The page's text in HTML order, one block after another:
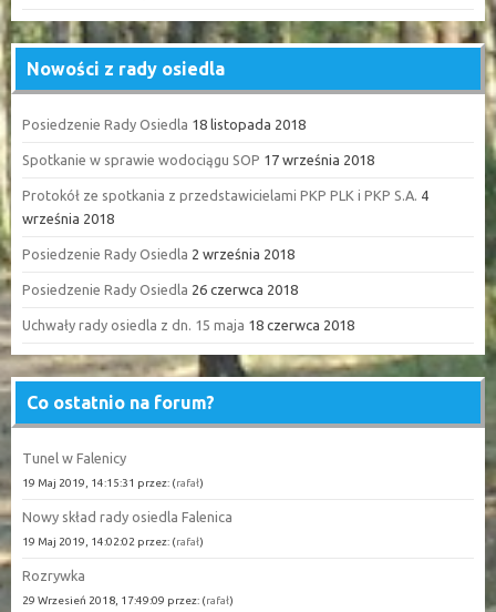
Nowości z rady osiedla
Posiedzenie Rady Osiedla 18 listopada 2018
Spotkanie w sprawie wodociągu SOP 17 września 2018
Protokół ze spotkania z przedstawicielami PKP PLK i PKP S.A. 4
września 2018
Posiedzenie Rady Osiedla 2 września 2018
Posiedzenie Rady Osiedla 26 czerwca 2018
Uchwały rady osiedla z dn. 15 maja 18 czerwca 2018
Co ostatnio na forum?
Tunel w Falenicy
19 Maj 2019, 14:15:31 przez: (rafał)
Nowy skład rady osiedla Falenica
19 Maj 2019, 14:02:02 przez: (rafał)
Rozrywka
29 Wrzesień 2018, 17:49:09 przez: (rafał)